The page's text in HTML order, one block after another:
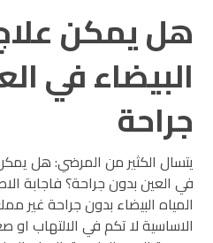
هل يمكن
البيضاء في
جراحة
يتسال الكثير من المرضي: هل يمكن
في العين بدون جراحة؟ فاجابة
المياه البيضاء بدون جراحة غير
الاساسية لا تكم في الالتهاب